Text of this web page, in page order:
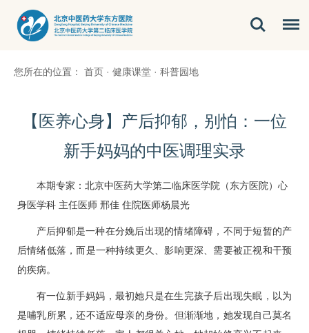
您所在的位置： 首页 · 健康课堂 · 科普园地
【医养心身】产后抑郁，别怕：一位
新手妈妈的中医调理实录
本期专家：北京中医药大学第二临床医学院（东方医院） 心
身医学科 主任医师 邢佳 住院医师杨晨光
产后抑郁是一种在分娩后出现的情绪障碍，不同于短暂的产
后情绪低落，而是一种持续更久、影响更深、需要被正视和干预
的疾病。
有一位新手妈妈，最初她只是在生完孩子后出现失眠，以为
是哺乳所累，还不适应母亲的身份。但渐渐地，她发现自己莫名